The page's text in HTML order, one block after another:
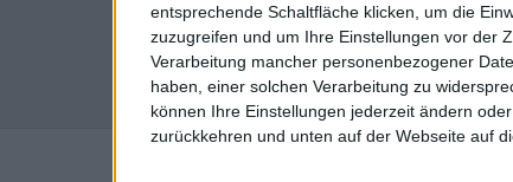
entsprechende Schaltfläche klicken, um die
zuzugreifen und um Ihre Einstellungen vor der
Verarbeitung mancher personenbezogener
haben, einer solchen Verarbeitung zu
können Ihre Einstellungen jederzeit ändern
zurückkehren und unten auf der Webseite auf
Alle